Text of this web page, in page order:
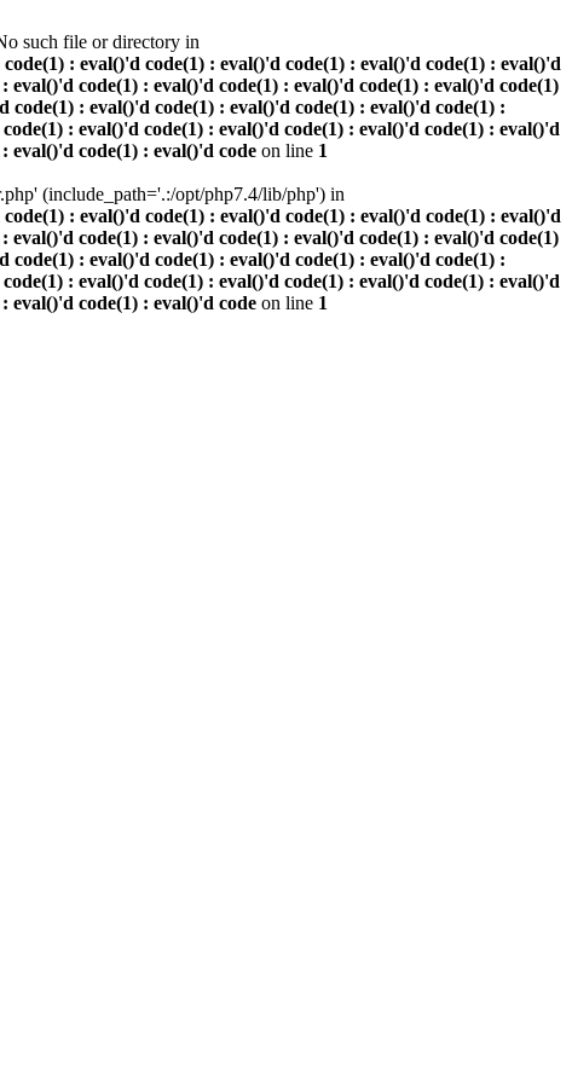
such file or directory in
: eval()'d code(1) : eval()'d code(1) : eval()'d code(1) : eval()'d
code(1) : eval()'d code(1) : eval()'d code(1) : eval()'d code(1)
: eval()'d code(1) : eval()'d code(1) : eval()'d code(1) :
: eval()'d code(1) : eval()'d code(1) : eval()'d code(1) : eval()'d
eval()'d code(1) : eval()'d code on line 1
(include_path='.:/opt/php7.4/lib/php') in
: eval()'d code(1) : eval()'d code(1) : eval()'d code(1) : eval()'d
code(1) : eval()'d code(1) : eval()'d code(1) : eval()'d code(1)
: eval()'d code(1) : eval()'d code(1) : eval()'d code(1) :
: eval()'d code(1) : eval()'d code(1) : eval()'d code(1) : eval()'d
eval()'d code(1) : eval()'d code on line 1